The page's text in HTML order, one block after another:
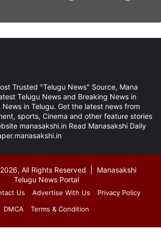
Trusted "Telugu News" Source, Mana
Telugu News and Breaking News in
News in Telugu. Get the latest news from
sports, Cinema and other feature stories
manasakshi.in Read Manasakshi Daily
All Rights Reserved | Manasakshi
Telugu News Portal
Us Advertise With Us
Privacy Policy
DMCA
Terms & Condition